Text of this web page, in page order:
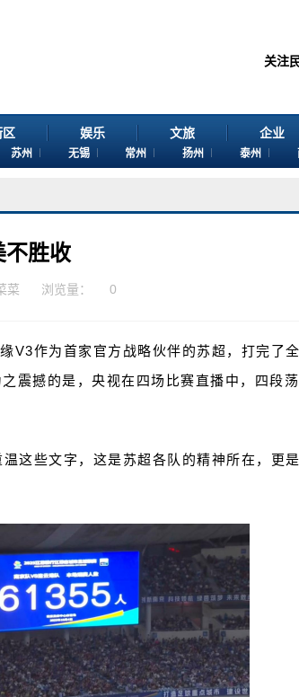
关注民
区 娱乐 文旅 企业
苏州 无锡 常州 扬州 泰州
不胜收
菜 浏览量： 0
V3作为首家官方战略伙伴的苏超，打完了
震撼的是，央视在四场比赛直播中，四段
这些文字，这是苏超各队的精神所在，更